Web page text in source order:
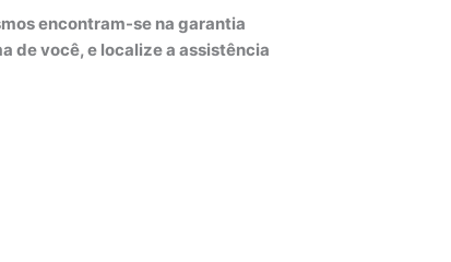
encontram-se na garantia
de você, e localize a assistência